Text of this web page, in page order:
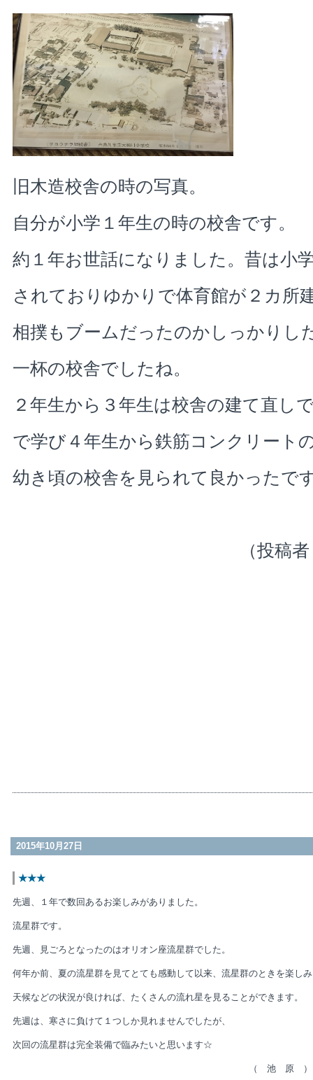
旧木造校舎の時の写真。
自分が小学１年生の時の校舎です。
約１年お世話になりました。昔は小
されておりゆかりで体育館が２カ所
相撲もブームだったのかしっかりし
一杯の校舎でしたね。
２年生から３年生は校舎の建て直し
で学び４年生から鉄筋コンクリート
幼き頃の校舎を見られて良かったで
（投稿者 倉
2015年10月27日
★★★
先週、１年で数回あるお楽しみがありました。
流星群です。
先週、見ごろとなったのはオリオン座流星群でした。
何年か前、夏の流星群を見てとても感動して以来、流星群のときを楽し
天候などの状況が良ければ、たくさんの流れ星を見ることができます。
先週は、寒さに負けて１つしか見れませんでしたが、
次回の流星群は完全装備で臨みたいと思います☆
（ 池 原 ）